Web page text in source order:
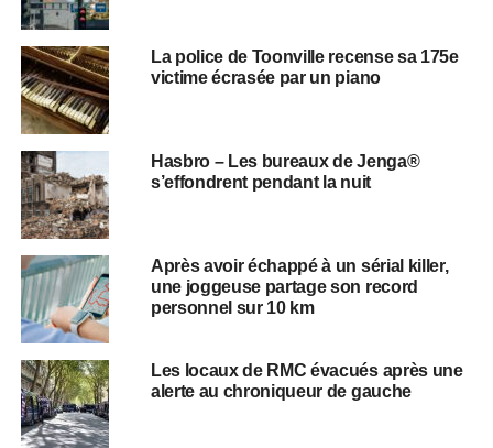
La police de Toonville recense sa 175e
victime écrasée par un piano
Hasbro – Les bureaux de Jenga®
s’effondrent pendant la nuit
Après avoir échappé à un sérial killer,
une joggeuse partage son record
personnel sur 10 km
Les locaux de RMC évacués après une
alerte au chroniqueur de gauche